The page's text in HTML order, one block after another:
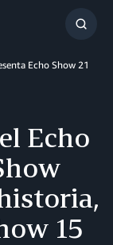
Echo Show 21
Echo
15